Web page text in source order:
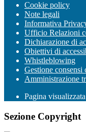
Cookie policy
Note legali
Informativa
Ufficio Relazioni
Dichiarazione di
Obiettivi di
Whistleblowing
Gestione consensi
Amministrazione
Pagina visualizzata
Sezione Copyright